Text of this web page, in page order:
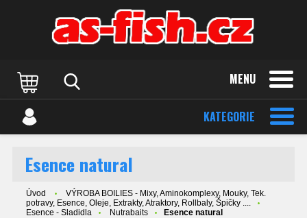
MENU
KATEGORIE
Esence natural
Úvod
VÝROBA BOILIES - Mixy, Aminokomplexy, Mouky, Tek.
potravy, Esence, Oleje, Extrakty, Atraktory, Rollbaly, Špičky ....
Esence - Sladidla
Nutrabaits Esence natural